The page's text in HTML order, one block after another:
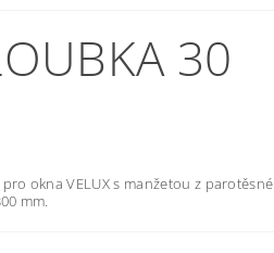
30
okna VELUX s manžetou z parotěsné
mm.